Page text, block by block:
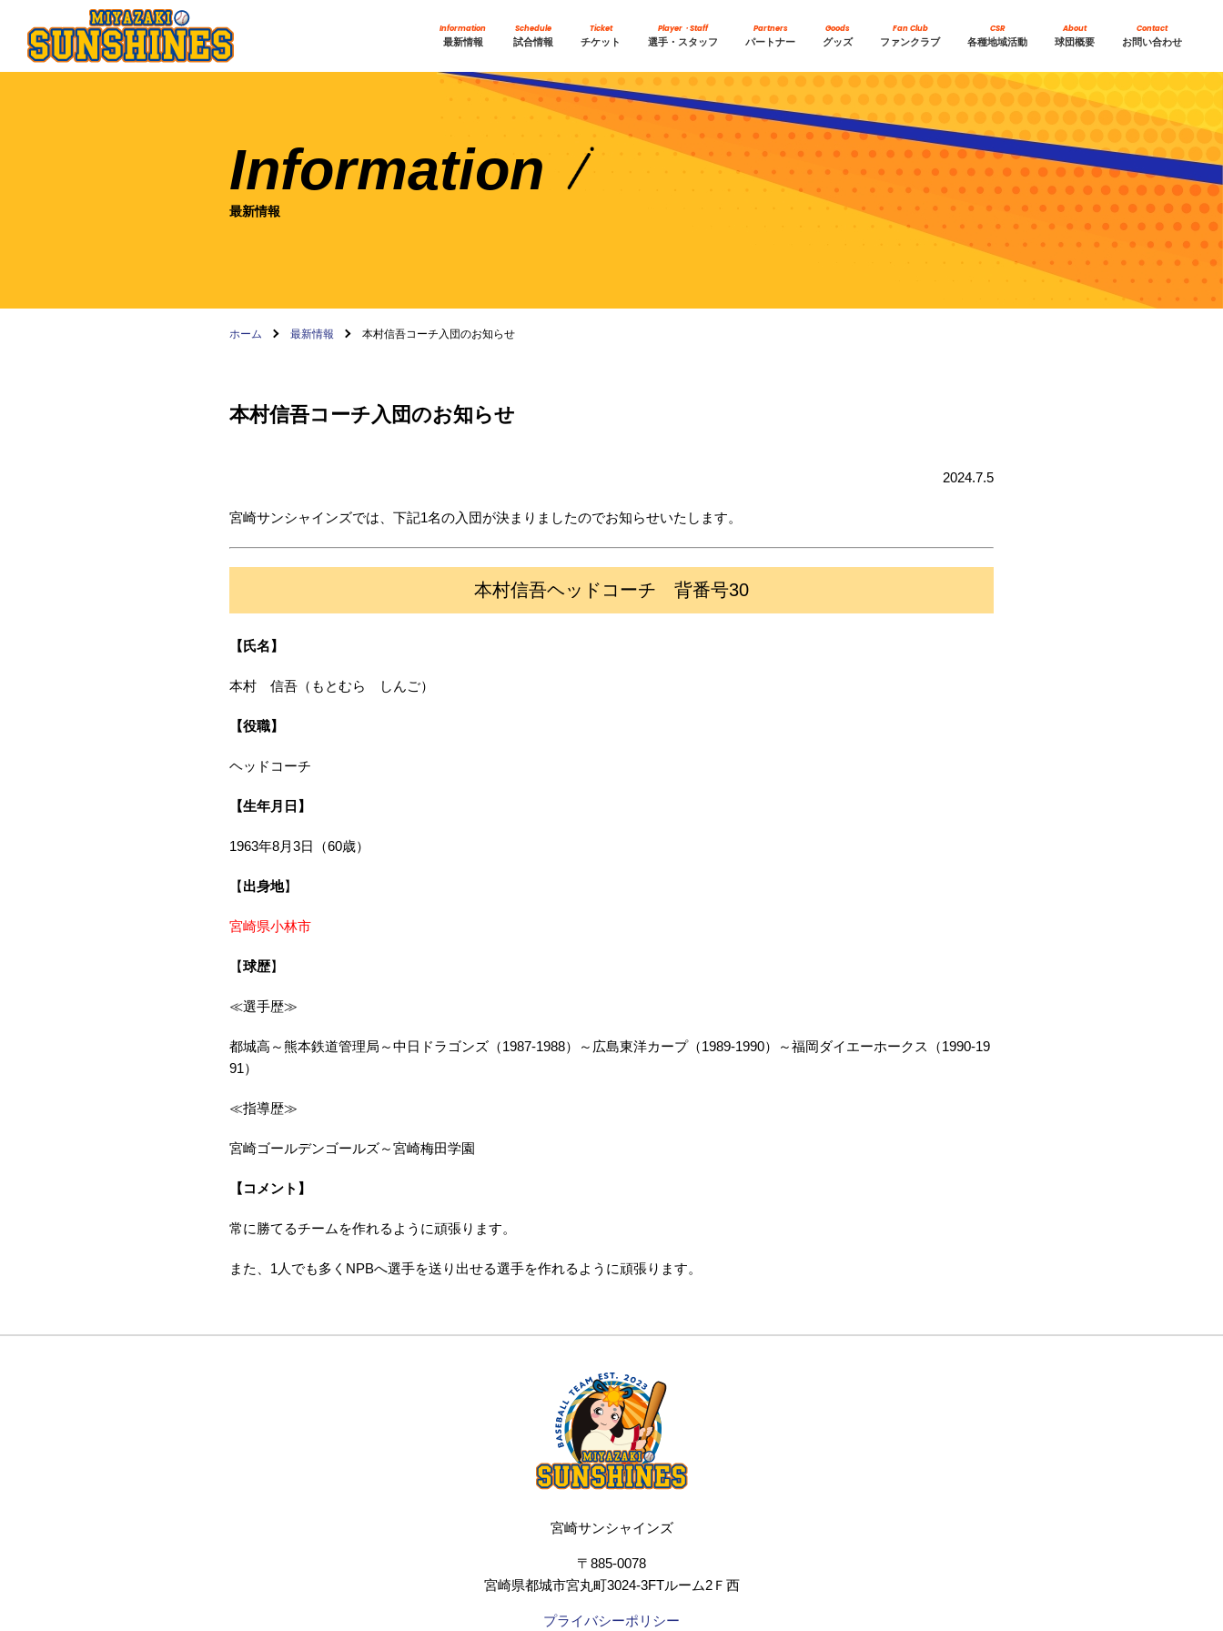
Information
最新情報
Schedule
試合情報
Ticket
チケット
Player・Staff
選手・スタッフ
Partners
パートナー
Goods
グッズ
Fan Club
ファンクラブ
CSR
各種地域活動
About
球団概要
Contact
お問い合わせ
Information
最新情報
ホーム 最新情報 本村信吾コーチ入団のお知らせ
本村信吾コーチ入団のお知らせ
2024.7.5
宮崎サンシャインズでは、下記1名の入団が決まりましたのでお知らせいたします。
本村信吾ヘッドコーチ 背番号30
【氏名】
本村 信吾（もとむら しんご）
【役職】
ヘッドコーチ
【生年月日】
1963年8月3日（60歳）
【出身地】
宮崎県小林市
【球歴】
≪選手歴≫
都城高～熊本鉄道管理局～中日ドラゴンズ（1987-1988）～広島東洋カープ（1989-1990）～福岡ダイエーホークス（1990-19
91）
≪指導歴≫
宮崎ゴールデンゴールズ～宮崎梅田学園
【コメント】
常に勝てるチームを作れるように頑張ります。
また、1人でも多くNPBへ選手を送り出せる選手を作れるように頑張ります。
宮崎サンシャインズ
〒885-0078
宮崎県都城市宮丸町3024-3FTルーム2Ｆ西
プライバシーポリシー